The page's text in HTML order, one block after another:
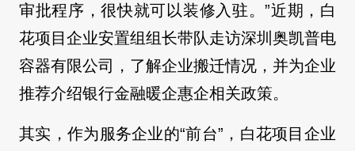
审批程序，很快就可以装修入驻。”近期，白
花项目企业安置组组长带队走访深圳奥凯普电
容器有限公司，了解企业搬迁情况，并为企业
推荐介绍银行金融暖企惠企相关政策。
其实，作为服务企业的“前台”，白花项目企业